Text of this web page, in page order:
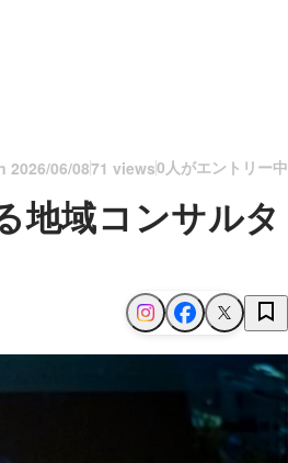
2026/06/0871 views0人がエントリー中
地域コンサルタ